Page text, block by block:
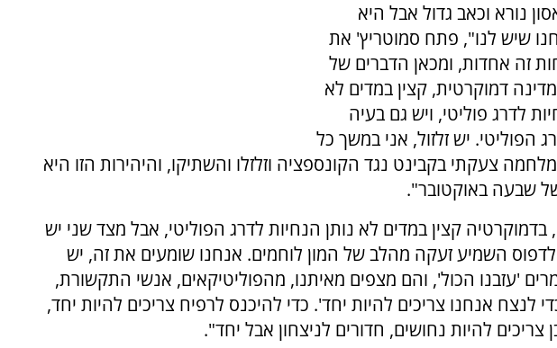
נורא וכאב גדול אבל היא
שיש לנו", פתח סמוטריץ' את
זה אחדות, ומכאן הדברים של
דמוקרטית, קצין במדים לא
לדרג פוליטי, ויש גם בעיה
הפוליטי. יש זלזול, אני במשך כל
צעקתי בקבינט נגד הקונספציה וזלזלו והשתיקו, והיהירות הזו היא
שבעה באוקטובר".
קצין במדים לא נותן הנחיות לדרג הפוליטי, אבל מצד שני יש
השמיע זעקה מהלב של המון לוחמים. אנחנו שומעים את זה, יש
'עזבנו הכול', והם מצפים מאיתנו, מהפוליטיקאים, אנשי התקשורת,
לנצח אנחנו צריכים להיות יחד'. כדי להיכנס לרפיח צריכים להיות יחד,
צריכים להיות נחושים, חדורים לניצחון אבל יחד".